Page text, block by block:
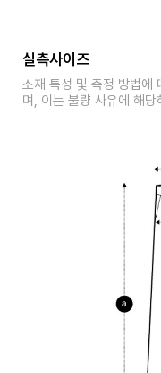
실측사이즈
소재 특성 및 측정 방법에
며, 이는 불량 사유에 해